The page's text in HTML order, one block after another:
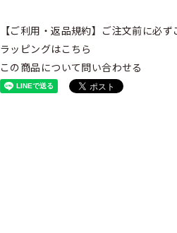
【ご利用・返品規約】ご注文前に必
ラッピングはこちら
この商品について問い合わせる